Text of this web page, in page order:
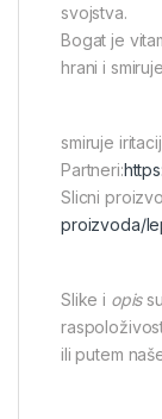
svojstva.
Bogat je
hrani i
smiruje
Partneri:
Slicni
proizvoda/
Slike i opis
ili putem